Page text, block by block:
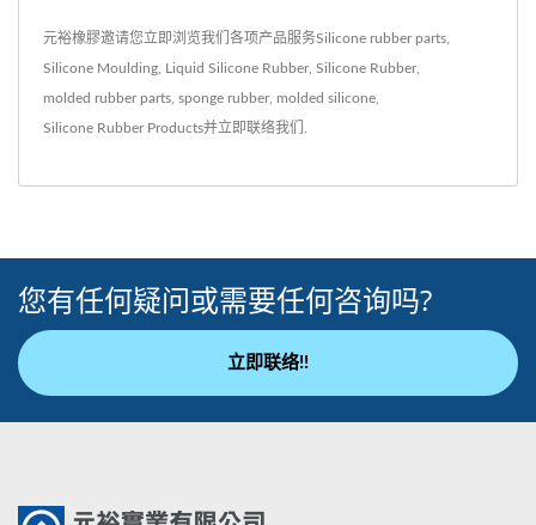
元裕橡膠邀请您立即浏览我们各项产品服务Silicone rubber parts
Silicone Moulding Liquid Silicone Rubber, Silicone Rubber,
molded rubber parts sponge rubber, molded silicone
Silicone Rubber Products并立即联络我们
您有任何疑问或需要任何咨询吗?
立即联络!!